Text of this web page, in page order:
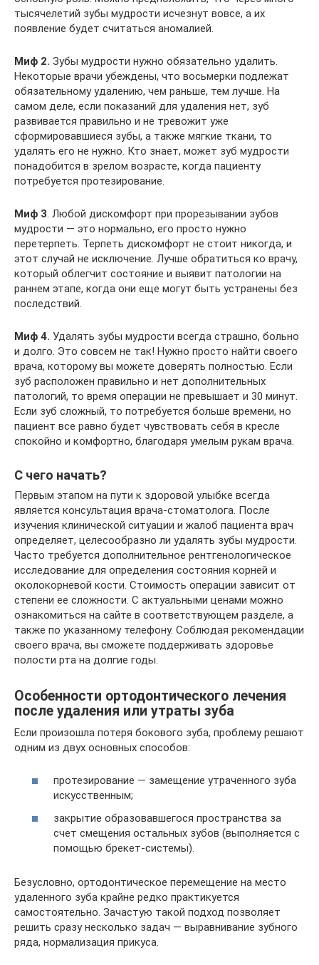
тысячелетий зубы мудрости исчезнут вовсе, а их
появление будет считаться аномалией.
Миф 2. Зубы мудрости нужно обязательно удалить.
Некоторые врачи убеждены, что восьмерки подлежат
обязательному удалению, чем раньше, тем лучше. На
самом деле, если показаний для удаления нет, зуб
развивается правильно и не тревожит уже
сформировавшиеся зубы, а также мягкие ткани, то
удалять его не нужно. Кто знает, может зуб мудрости
понадобится в зрелом возрасте, когда пациенту
потребуется протезирование.
Миф 3. Любой дискомфорт при прорезывании зубов
мудрости — это нормально, его просто нужно
перетерпеть. Терпеть дискомфорт не стоит никогда, и
этот случай не исключение. Лучше обратиться ко врачу,
который облегчит состояние и выявит патологии на
раннем этапе, когда они еще могут быть устранены без
последствий.
Миф 4. Удалять зубы мудрости всегда страшно, больно
и долго. Это совсем не так! Нужно просто найти своего
врача, которому вы можете доверять полностью. Если
зуб расположен правильно и нет дополнительных
патологий, то время операции не превышает и 30 минут.
Если зуб сложный, то потребуется больше времени, но
пациент все равно будет чувствовать себя в кресле
спокойно и комфортно, благодаря умелым рукам врача.
С чего начать?
Первым этапом на пути к здоровой улыбке всегда
является консультация врача-стоматолога. После
изучения клинической ситуации и жалоб пациента врач
определяет, целесообразно ли удалять зубы мудрости.
Часто требуется дополнительное рентгенологическое
исследование для определения состояния корней и
околокорневой кости. Стоимость операции зависит от
степени ее сложности. С актуальными ценами можно
ознакомиться на сайте в соответствующем разделе, а
также по указанному телефону. Соблюдая рекомендации
своего врача, вы сможете поддерживать здоровье
полости рта на долгие годы.
Особенности ортодонтического лечения
после удаления или утраты зуба
Если произошла потеря бокового зуба, проблему решают
одним из двух основных способов:
протезирование — замещение утраченного зуба
искусственным;
закрытие образовавшегося пространства за
счет смещения остальных зубов (выполняется с
помощью брекет-системы).
Безусловно, ортодонтическое перемещение на место
удаленного зуба крайне редко практикуется
самостоятельно. Зачастую такой подход позволяет
решить сразу несколько задач — выравнивание зубного
ряда, нормализация прикуса.